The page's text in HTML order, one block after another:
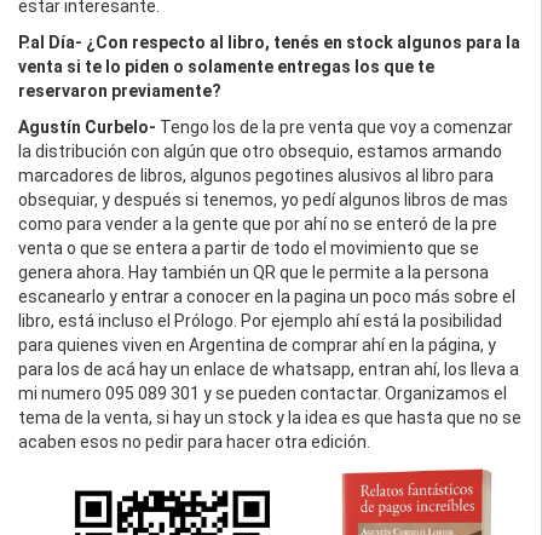
estar interesante.
P.al Día- ¿Con respecto al libro, tenés en stock algunos para la
venta si te lo piden o solamente entregas los que te
reservaron previamente?
Agustín Curbelo- Tengo los de la pre venta que voy a comenzar
la distribución con algún que otro obsequio, estamos armando
marcadores de libros, algunos pegotines alusivos al libro para
obsequiar, y después si tenemos, yo pedí algunos libros de mas
como para vender a la gente que por ahí no se enteró de la pre
venta o que se entera a partir de todo el movimiento que se
genera ahora. Hay también un QR que le permite a la persona
escanearlo y entrar a conocer en la pagina un poco más sobre el
libro, está incluso el Prólogo. Por ejemplo ahí está la posibilidad
para quienes viven en Argentina de comprar ahí en la página, y
para los de acá hay un enlace de whatsapp, entran ahí, los lleva a
mi numero 095 089 301 y se pueden contactar. Organizamos el
tema de la venta, si hay un stock y la idea es que hasta que no se
acaben esos no pedir para hacer otra edición.